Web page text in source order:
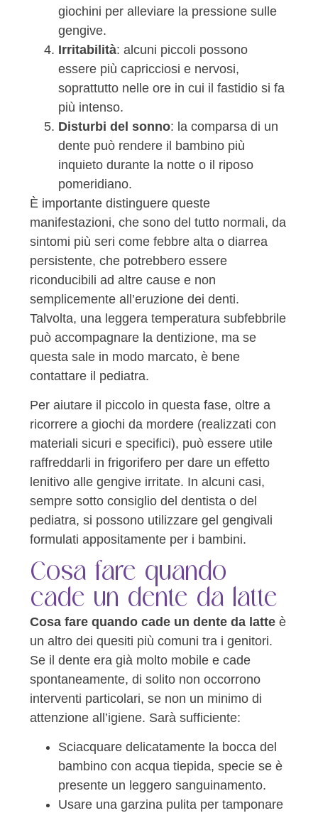
giochini per alleviare la pressione sulle
gengive.
Irritabilità: alcuni piccoli possono
essere più capricciosi e nervosi,
soprattutto nelle ore in cui il fastidio si fa
più intenso.
Disturbi del sonno: la comparsa di un
dente può rendere il bambino più
inquieto durante la notte o il riposo
pomeridiano.
È importante distinguere queste
manifestazioni, che sono del tutto normali, da
sintomi più seri come febbre alta o diarrea
persistente, che potrebbero essere
riconducibili ad altre cause e non
semplicemente all’eruzione dei denti.
Talvolta, una leggera temperatura subfebbrile
può accompagnare la dentizione, ma se
questa sale in modo marcato, è bene
contattare il pediatra.
Per aiutare il piccolo in questa fase, oltre a
ricorrere a giochi da mordere (realizzati con
materiali sicuri e specifici), può essere utile
raffreddarli in frigorifero per dare un effetto
lenitivo alle gengive irritate. In alcuni casi,
sempre sotto consiglio del dentista o del
pediatra, si possono utilizzare gel gengivali
formulati appositamente per i bambini.
Cosa fare quando
cade un dente da latte
Cosa fare quando cade un dente da latte è
un altro dei quesiti più comuni tra i genitori.
Se il dente era già molto mobile e cade
spontaneamente, di solito non occorrono
interventi particolari, se non un minimo di
attenzione all’igiene. Sarà sufficiente:
Sciacquare delicatamente la bocca del
bambino con acqua tiepida, specie se è
presente un leggero sanguinamento.
Usare una garzina pulita per tamponare